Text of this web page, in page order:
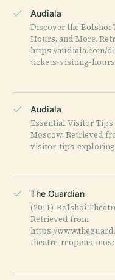
Audiala
Discover the Bolshoi
Hours, and More.
https://audiala.com/
tickets-visiting-
Audiala
Essential Visitor
Moscow. Retrieved
visitor-tips-
The Guardian
(2011). Bolshoi
Retrieved from
https://
theatre-reopens-